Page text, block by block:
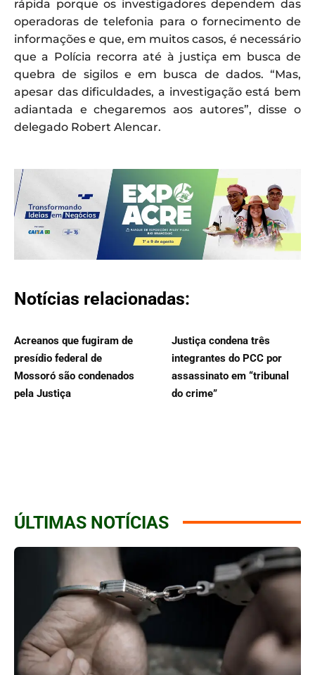
rápida porque os investigadores dependem das
operadoras de telefonia para o fornecimento de
informações e que, em muitos casos, é necessário
que a Polícia recorra até à justiça em busca de
quebra de sigilos e em busca de dados. “Mas,
apesar das dificuldades, a investigação está bem
adiantada e chegaremos aos autores”, disse o
delegado Robert Alencar.
Notícias relacionadas:
Acreanos que fugiram de
presídio federal de
Mossoró são condenados
pela Justiça
Justiça condena três
integrantes do PCC por
assassinato em “tribunal
do crime”
ÚLTIMAS NOTÍCIAS